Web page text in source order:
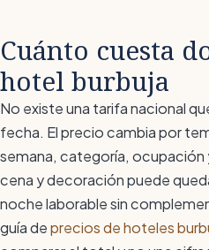
Cuánto cuesta
hotel burbuja
No existe una tarifa nacional
fecha. El precio cambia por
semana, categoría, ocupación
cena y decoración puede
noche laborable sin
guía deprecios de hoteles